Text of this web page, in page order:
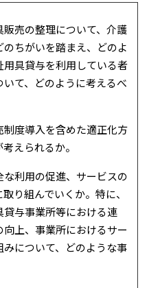
販売の整理について、介護
ちがいを踏まえ、どのよ
具貸与を利用している者
て、どのように考えるべ
制度導入を含めた適正化方
えられるか。
な利用の促進、サービスの
り組んでいくか。特に、
与事業所等における連
上、事業所におけるサー
について、どのような事